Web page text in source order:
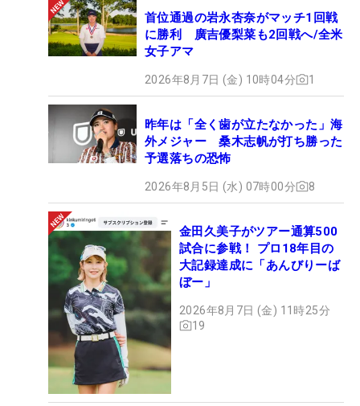
首位通過の岩永杏奈がマッチ1回戦
に勝利 廣吉優梨菜も2回戦へ/全米
女子アマ
2026年8月7日 (金) 10時04分 1
昨年は「全く歯が立たなかった」海
外メジャー 桑木志帆が打ち勝った
予選落ちの恐怖
2026年8月5日 (水) 07時00分 8
金田久美子がツアー通算500
試合に参戦！ プロ18年目の
大記録達成に「あんびりーば
ぼー」
2026年8月7日 (金) 11時25分
19